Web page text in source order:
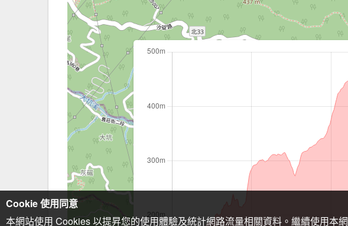
Cookie 使用同意
本網站使用 Cookies 以提昇您的使用體驗及統計網路流量相關資料。繼續使用本